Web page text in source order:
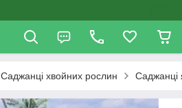
Саджанці хвойних рослин Саджанці